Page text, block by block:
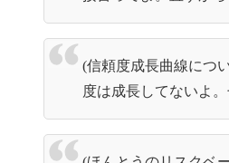
(信頼度成長曲線につ
度は成長してないよ。